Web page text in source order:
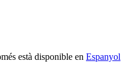
està disponible en Espanyol